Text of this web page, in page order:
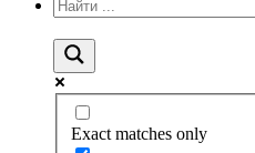
Exact matches only